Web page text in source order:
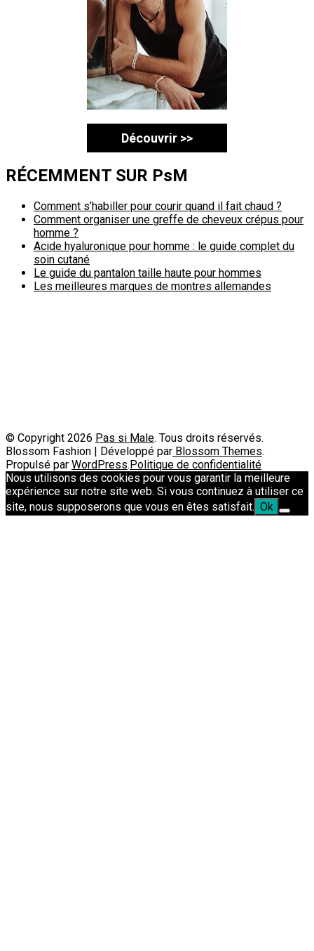
Découvrir >>
RÉCEMMENT SUR PsM
Comment s’habiller pour courir quand il fait chaud ?
Comment organiser une greffe de cheveux crépus pour
homme ?
Acide hyaluronique pour homme : le guide complet du
soin cutané
Le guide du pantalon taille haute pour hommes
Les meilleures marques de montres allemandes
© Copyright 2026 Pas si Male. Tous droits réservés.
Blossom Fashion | Développé par Blossom Themes.
Propulsé par WordPress. Politique de confidentialité
Nous utilisons des cookies pour vous garantir la meilleure
expérience sur notre site web. Si vous continuez à utiliser ce
site, nous supposerons que vous en êtes satisfait. Ok